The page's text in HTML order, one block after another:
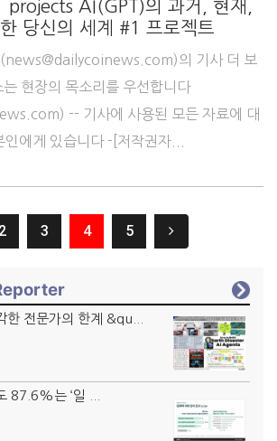
AI(GPT)의 과거, 현재,
당신의 세계 #1 프로젝트
의 기사 더 보
현장의 목소리를 우선합니다
-- 기사에 사용된 모든 자료에 대
에게 있습니다 -[저작권자...
2 3 4 5
한 전문가의 한계 &qu...
87.6%는 ‘일 ...